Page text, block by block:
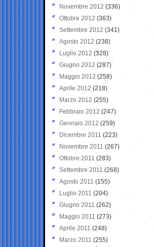
Novembre 2012 (336)
Ottobre 2012 (363)
Settembre 2012 (341)
Agosto 2012 (238)
Luglio 2012 (328)
Giugno 2012 (287)
Maggio 2012 (258)
Aprile 2012 (218)
Marzo 2012 (255)
Febbraio 2012 (247)
Gennaio 2012 (259)
Dicembre 2011 (223)
Novembre 2011 (267)
Ottobre 2011 (283)
Settembre 2011 (268)
Agosto 2011 (155)
Luglio 2011 (204)
Giugno 2011 (262)
Maggio 2011 (273)
Aprile 2011 (248)
Marzo 2011 (255)